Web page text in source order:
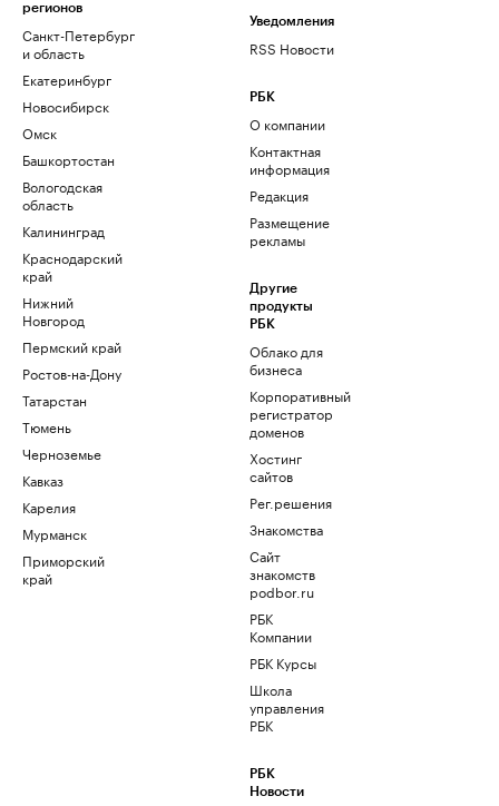
регионов
Санкт-Петербург
и область
Екатеринбург
Новосибирск
Омск
Башкортостан
Вологодская
область
Калининград
Краснодарский
край
Нижний
Новгород
Пермский край
Ростов-на-Дону
Татарстан
Тюмень
Черноземье
Кавказ
Карелия
Мурманск
Приморский
край
Уведомления
RSS Новости
РБК
О компании
Контактная
информация
Редакция
Размещение
рекламы
Другие
продукты
РБК
Облако для
бизнеса
Корпоративный
регистратор
доменов
Хостинг
сайтов
Рег.решения
Знакомства
Сайт
знакомств
podbor.ru
РБК
Компании
РБК Курсы
Школа
управления
РБК
РБК
Новости